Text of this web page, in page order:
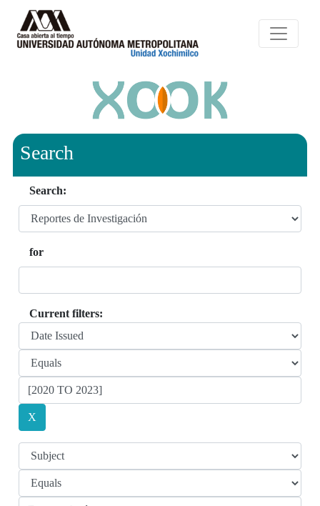
Search
Search:
for
Current filters: